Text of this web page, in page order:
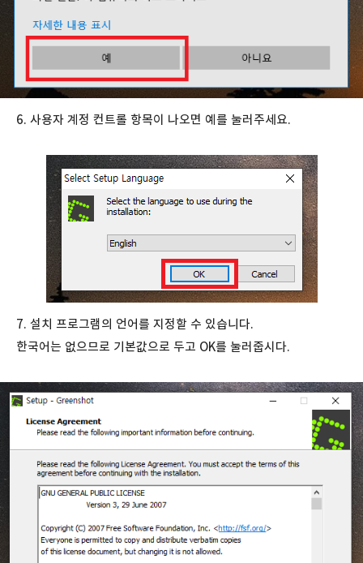
6. 사용자 계정 컨트롤 항목이 나오면 예를 눌러주세요.
7. 설치 프로그램의 언어를 지정할 수 있습니다.
한국어는 없으므로 기본값으로 두고 OK를 눌러줍시다.